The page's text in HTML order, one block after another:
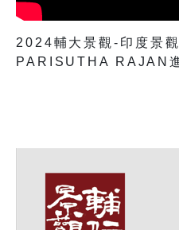
2024輔大景觀-印度景
PARISUTHA RAJAN